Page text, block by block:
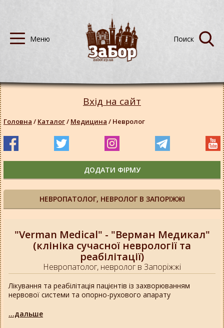
НЕВРОПАТОЛОГ, НЕВРОЛОГ В ЗАПОРІЖЖІ
"Verman Medical" - "Верман Медикал"
(клініка сучасної неврології та
реабілітації)
Невропатолог, невролог в Запоріжжі
Лікування та реабілітація пацієнтів із захворюванням
нервової системи та опорно-рухового апарату
...дальше
Вхід на сайт
Головна / Каталог/ Медицина / Невролог
ДОДАТИ ФІРМУ